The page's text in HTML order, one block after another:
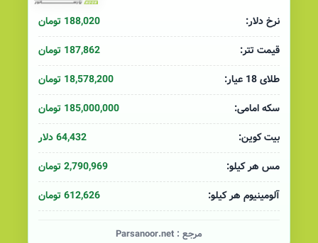
نرخ دلار:
188,020 تومان
قیمت تتر:
187,862 تومان
طلای 18 عیار:
18,578,200 تومان
سکه امامی:
185,000,000 تومان
بیت کوین:
64,432 دلار
مس هر کیلو:
2,790,969 تومان
آلومینیوم هر کیلو:
612,626 تومان
مرجع : Parsanoor.net